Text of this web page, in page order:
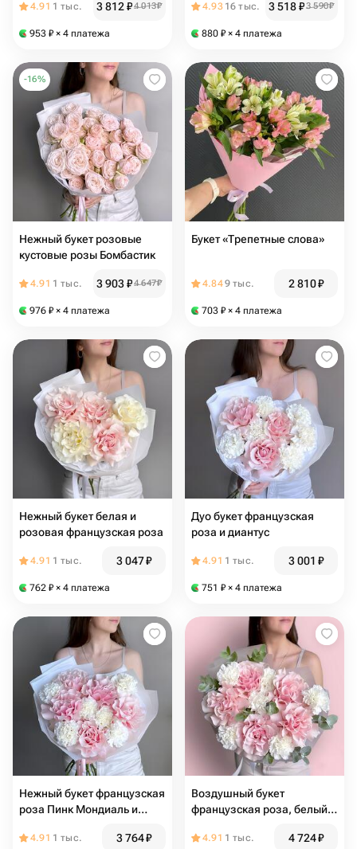
4.91 1 тыс. 3 812₽4 013₽
953 ₽ × 4 платежа
4.93 16 тыс. 3 518₽3 590₽
880 ₽ × 4 платежа
-16%
Нежный букет розовые
кустовые розы Бомбастик
4.91 1 тыс. 3 903₽4 647₽
976 ₽ × 4 платежа
Букет «Трепетные слова»
4.849 тыс. 2 810₽
703 ₽ × 4 платежа
Нежный букет белая и
розовая французская роза
4.91 1 тыс. 3 047₽
762 ₽ × 4 платежа
Дуо букет французская
роза и диантус
4.91 1 тыс. 3 001 ₽
751 ₽ × 4 платежа
Нежный букет французская
роза Пинк Мондиаль и
4.91 1 тыс. 3 764₽
Воздушный букет
французская роза, белый
4.91 1 тыс. 4 724₽